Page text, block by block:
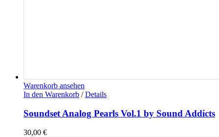
Warenkorb ansehen
In den Warenkorb / Details
Soundset Analog Pearls Vol.1 by Sound Addicts
30,00 €